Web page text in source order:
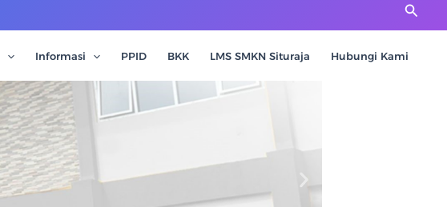
Cari
Informasi PPID BKK LMS SMKN Situraja Hubungi Kami